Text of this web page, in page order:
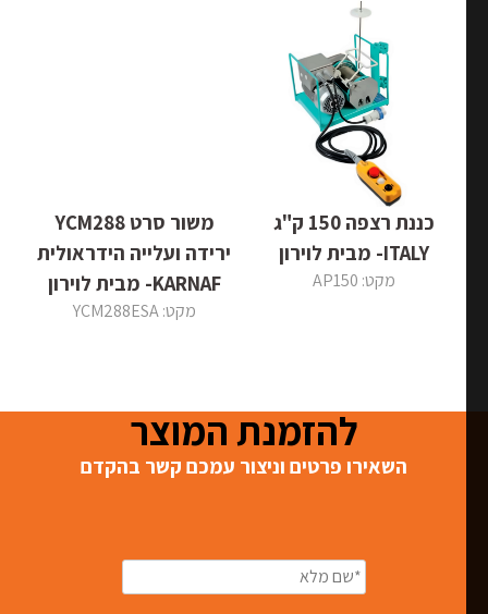
כננת רצפה 150 ק"ג
ITALY- מבית לוירון
מקט: AP150
משור סרט YCM288
ירידה ועלייה הידראולית
KARNAF- מבית לוירון
מקט: YCM288ESA
להזמנת המוצר
השאירו פרטים וניצור עמכם קשר בהקדם